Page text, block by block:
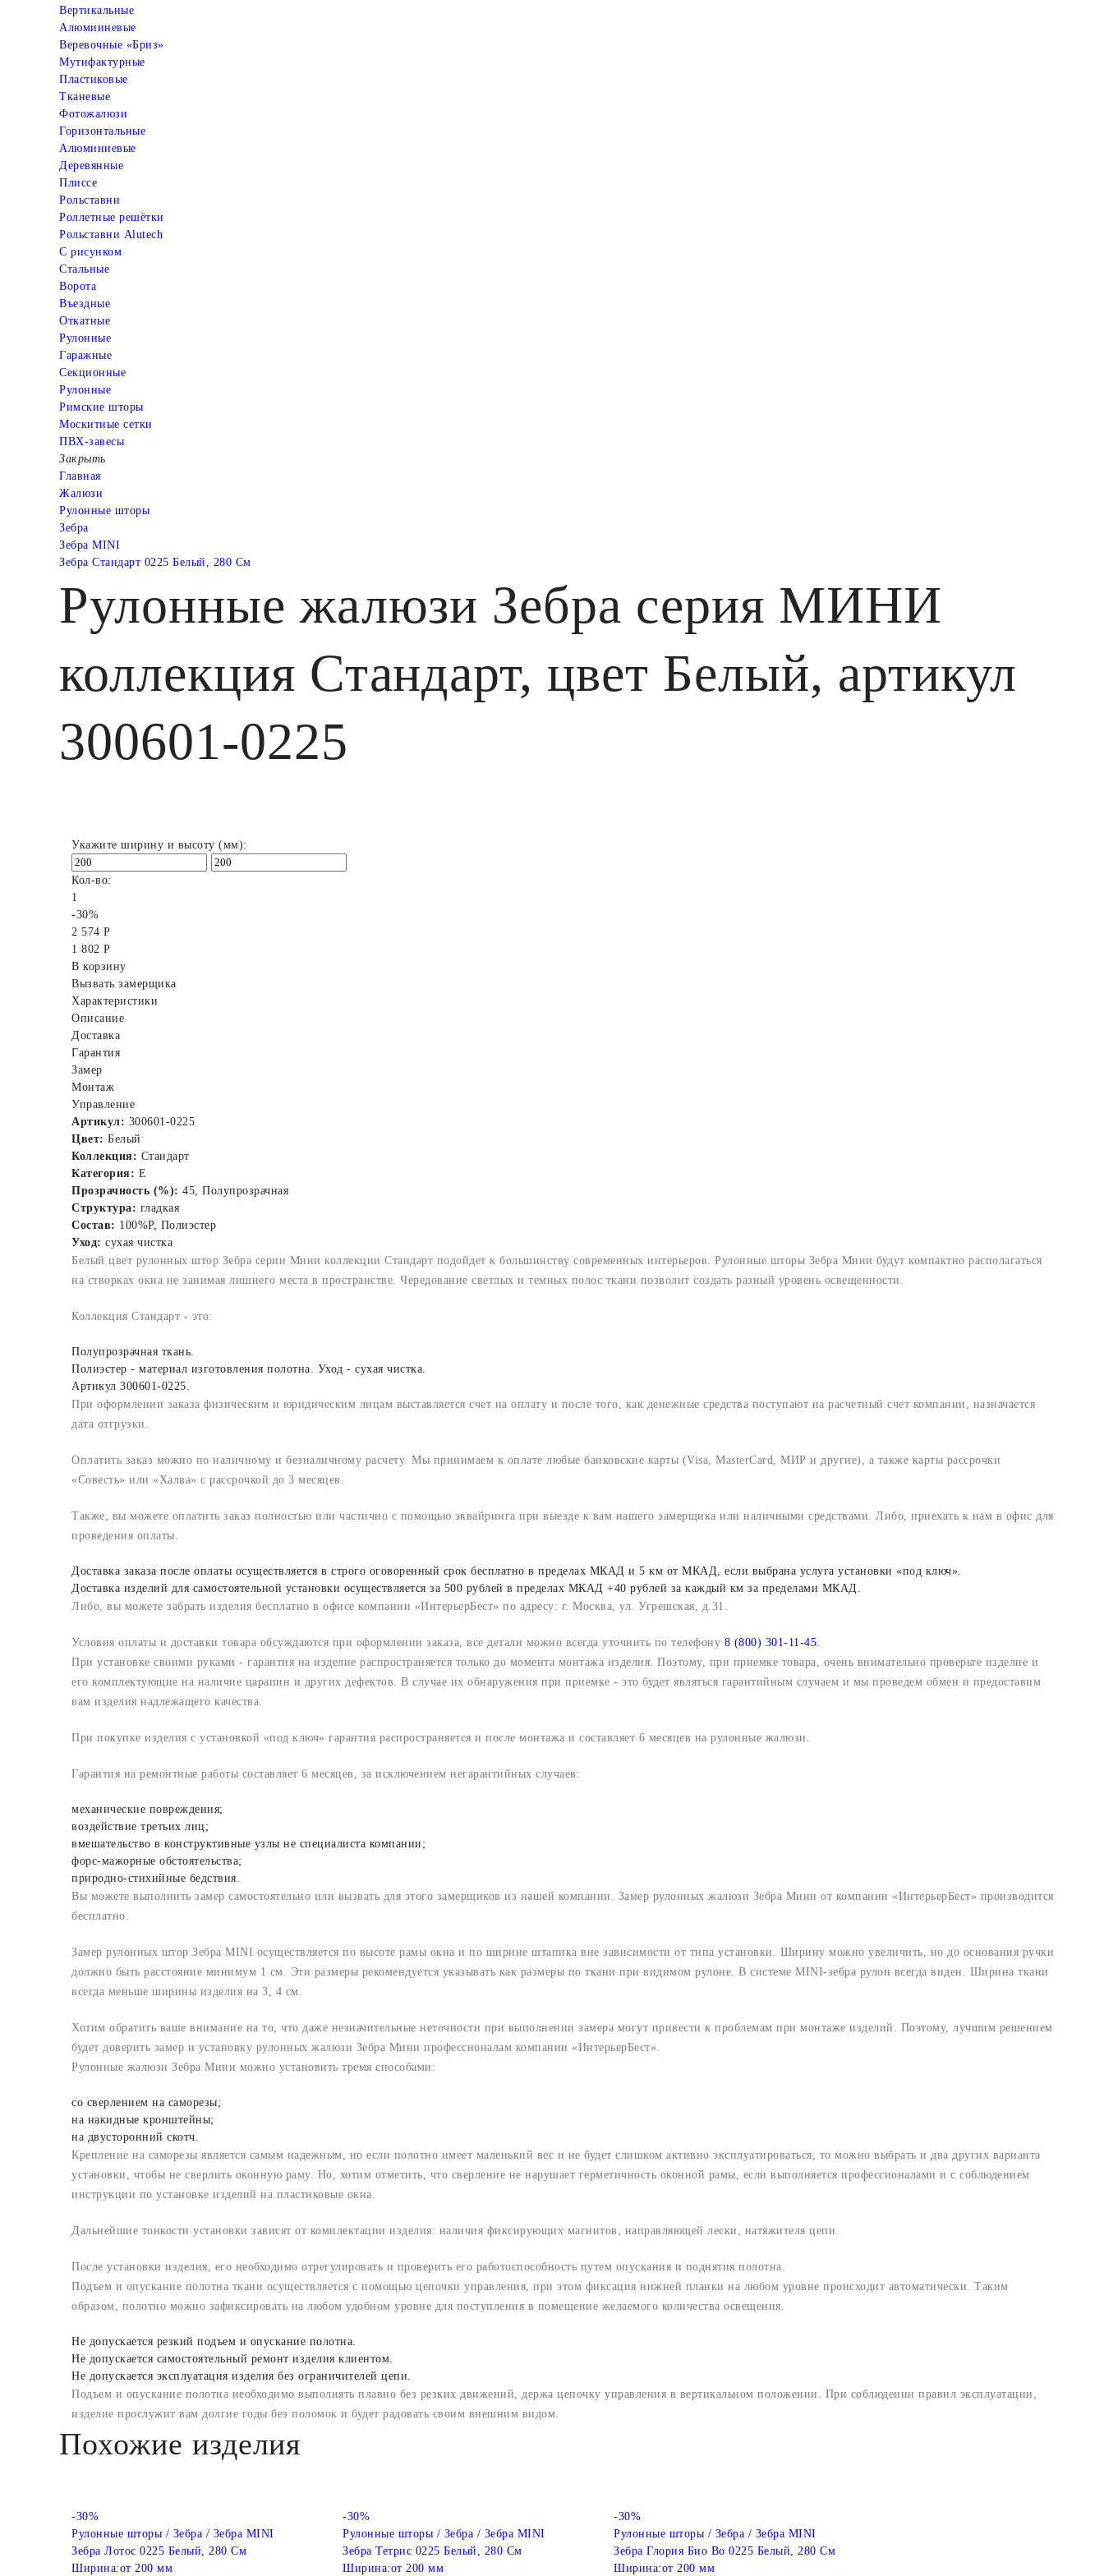
Вертикальные
Алюмииневые
Веревочные «Бриз»
Мутифактурные
Пластиковые
Тканевые
Фотожалюзи
Горизонтальные
Алюминиевые
Деревянные
Плиссе
Рольставни
Роллетные решётки
Рольставни Alutech
С рисунком
Стальные
Ворота
Въездные
Откатные
Рулонные
Гаражные
Cекционные
Рулонные
Римские шторы
Москитные сетки
ПВХ-завесы
Закрыть
Главная
Жалюзи
Рулонные шторы
Зебра
Зебра MINI
Зебра Стандарт 0225 Белый, 280 См
Рулонные жалюзи Зебра серия МИНИ
коллекция Стандарт, цвет Белый, артикул
300601-0225
Укажите ширину и высоту (мм):
Кол-во:
1
-30%
2 574 Р
1 802 Р
В корзину
Вызвать замерщика
Характеристики
Описание
Доставка
Гарантия
Замер
Монтаж
Управление
Артикул: 300601-0225
Цвет: Белый
Коллекция: Стандарт
Категория: E
Прозрачность (%): 45, Полупрозрачная
Структура: гладкая
Состав: 100%P, Полиэстер
Уход: сухая чистка
Белый цвет рулонных штор Зебра серии Мини коллекции Стандарт подойдет к большинству современных интерьеров. Рулонные шторы Зебра Мини будут компактно располагаться
на створках окна не занимая лишнего места в пространстве. Чередование светлых и темных полос ткани позволит создать разный уровень освещенности.
Коллекция Стандарт - это:
Полупрозрачная ткань.
Полиэстер - материал изготовления полотна. Уход - сухая чистка.
Артикул 300601-0225.
При оформлении заказа физическим и юридическим лицам выставляется счет на оплату и после того, как денежные средства поступают на расчетный счет компании, назначается
дата отгрузки.
Оплатить заказ можно по наличному и безналичному расчету. Мы принимаем к оплате любые банковские карты (Visa, MasterCard, МИР и другие), а также карты рассрочки
«Совесть» или «Халва» с рассрочкой до 3 месяцев.
Также, вы можете оплатить заказ полностью или частично с помощью эквайринга при выезде к вам нашего замерщика или наличными средствами. Либо, приехать к нам в офис для
проведения оплаты.
Доставка заказа после оплаты осуществляется в строго оговоренный срок бесплатно в пределах МКАД и 5 км от МКАД, если выбрана услуга установки «под ключ».
Доставка изделий для самостоятельной установки осуществляется за 500 рублей в пределах МКАД +40 рублей за каждый км за пределами МКАД.
Либо, вы можете забрать изделия бесплатно в офисе компании «ИнтерьерБест» по адресу: г. Москва, ул. Угрешская, д.31.
Условия оплаты и доставки товара обсуждаются при оформлении заказа, все детали можно всегда уточнить по телефону 8 (800) 301-11-45
При установке своими руками - гарантия на изделие распространяется только до момента монтажа изделия. Поэтому, при приемке товара, очень внимательно проверьте изделие и
его комплектующие на наличие царапин и других дефектов. В случае их обнаружения при приемке - это будет являться гарантийным случаем и мы проведем обмен и предоставим
вам изделия надлежащего качества.
При покупке изделия с установкой «под ключ» гарантия распространяется и после монтажа и составляет 6 месяцев на рулонные жалюзи.
Гарантия на ремонтные работы составляет 6 месяцев, за исключением негарантийных случаев:
механические повреждения;
воздействие третьих лиц;
вмешательство в конструктивные узлы не специалиста компании;
форс-мажорные обстоятельства;
природно-стихийные бедствия.
Вы можете выполнить замер самостоятельно или вызвать для этого замерщиков из нашей компании. Замер рулонных жалюзи Зебра Мини от компании «ИнтерьерБест» производится
бесплатно.
Замер рулонных штор Зебра MINI осуществляется по высоте рамы окна и по ширине штапика вне зависимости от типа установки. Ширину можно увеличить, но до основания ручки
должно быть расстояние минимум 1 см. Эти размеры рекомендуется указывать как размеры по ткани при видимом рулоне. В системе MINI-зебра рулон всегда виден. Ширина ткани
всегда меньше ширины изделия на 3, 4 см.
Хотим обратить ваше внимание на то, что даже незначительные неточности при выполнении замера могут привести к проблемам при монтаже изделий. Поэтому, лучшим решением
будет доверить замер и установку рулонных жалюзи Зебра Мини профессионалам компании «ИнтерьерБест».
Рулонные жалюзи Зебра Мини можно установить тремя способами:
со сверлением на саморезы;
на накидные кронштейны;
на двусторонний скотч.
Крепление на саморезы является самым надежным, но если полотно имеет маленький вес и не будет слишком активно эксплуатироваться, то можно выбрать и два других варианта
установки, чтобы не сверлить оконную раму. Но, хотим отметить, что сверление не нарушает герметичность оконной рамы, если выполняется профессионалами и с соблюдением
инструкции по установке изделий на пластиковые окна.
Дальнейшие тонкости установки зависят от комплектации изделия: наличия фиксирующих магнитов, направляющей лески, натяжителя цепи.
После установки изделия, его необходимо отрегулировать и проверить его работоспособность путем опускания и поднятия полотна.
Подъем и опускание полотна ткани осуществляется с помощью цепочки управления, при этом фиксация нижней планки на любом уровне происходит автоматически. Таким
образом, полотно можно зафиксировать на любом удобном уровне для поступления в помещение желаемого количества освещения.
Не допускается резкий подъем и опускание полотна.
Не допускается самостоятельный ремонт изделия клиентом.
Не допускается эксплуатация изделия без ограничителей цепи.
Подъем и опускание полотна необходимо выполнять плавно без резких движений, держа цепочку управления в вертикальном положении. При соблюдении правил эксплуатации,
изделие прослужит вам долгие годы без поломок и будет радовать своим внешним видом.
Похожие изделия
-30%
Рулонные шторы / Зебра / Зебра MINI
Зебра Лотос 0225 Белый, 280 См
Ширина:от 200 мм
-30%
Рулонные шторы / Зебра / Зебра MINI
Зебра Тетрис 0225 Белый, 280 См
Ширина:от 200 мм
-30%
Рулонные шторы / Зебра / Зебра MINI
Зебра Глория Био Bo 0225 Белый, 280 См
Ширина:от 200 мм